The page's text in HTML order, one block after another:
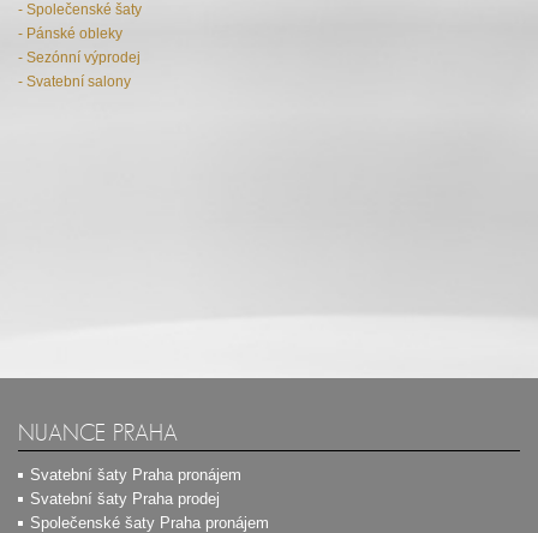
- Společenské šaty
- Pánské obleky
- Sezónní výprodej
- Svatební salony
NUANCE PRAHA
Svatební šaty Praha pronájem
Svatební šaty Praha prodej
Společenské šaty Praha pronájem